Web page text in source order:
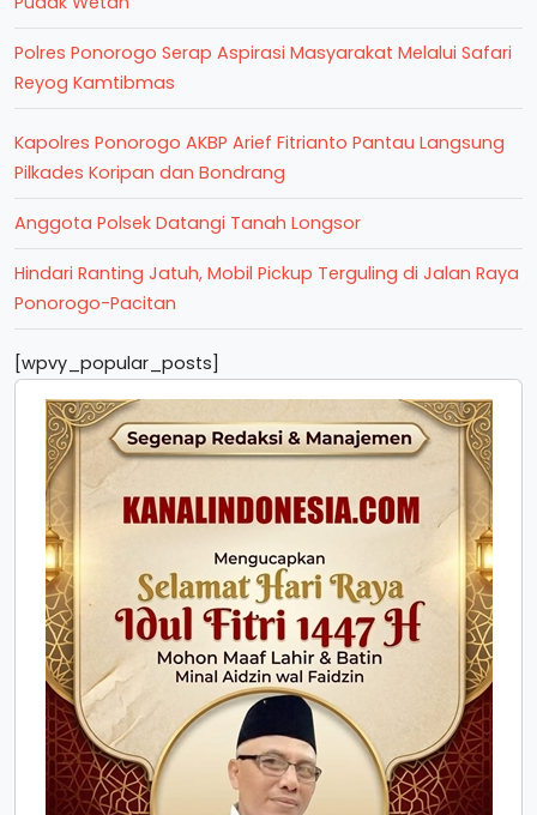
Polres Ponorogo Serap Aspirasi Masyarakat Melalui Safari
Reyog Kamtibmas
Kapolres Ponorogo AKBP Arief Fitrianto Pantau Langsung
Pilkades Koripan dan Bondrang
Anggota Polsek Datangi Tanah Longsor
Hindari Ranting Jatuh, Mobil Pickup Terguling di Jalan Raya
Ponorogo-Pacitan
[wpvy_popular_posts]